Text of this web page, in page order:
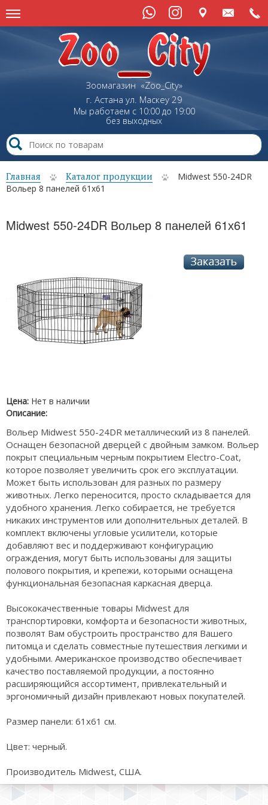
Зоомагазин «Zoo_City»
г. Астана ул. Маскеу29
Мы работаем с 10:00 до 19:00
без выходных
Главная Каталог продукции
Midwest 550-24DR
Вольер 8 панелей 61х61
Midwest 550-24DR Вольер 8 панелей 61х61
Цена: Нет в наличии
Описание:
Вольер Midwest 550-24DR металлический из 8 панелей.
Оснащен безопасной дверцей с двойным замком. Вольер
покрыт специальным черным покрытием Electro-Coat,
которое позволяет увеличить срок его эксплуатации.
Может быть использован для разных по размеру
животных. Легко переносится, просто складывается для
удобного хранения. Легко собирается, не требуется
никаких инструментов или дополнительных деталей. В
комплект включены угловые усилители, которые
добавляют вес и поддерживают конфигурацию
ограждения, могут быть использованы для защиты
полового покрытия, и крепежи, которыми оснащена
функциональная безопасная каркасная дверца.
Высококачественные товары Midwest для
транспортировки, комфорта и безопасности животных,
позволят Вам обустроить пространство для Вашего
питомца и сделать совместные путешествия легкими и
удобными. Американское производство обеспечивает
качество поставляемой продукции, а постоянно
расширяющийся ассортимент, привлекательный и
эргономичный дизайн привлекают новых покупателей.
Размер панели: 61х61 см.
Цвет: черный.
Производитель Midwest, США.